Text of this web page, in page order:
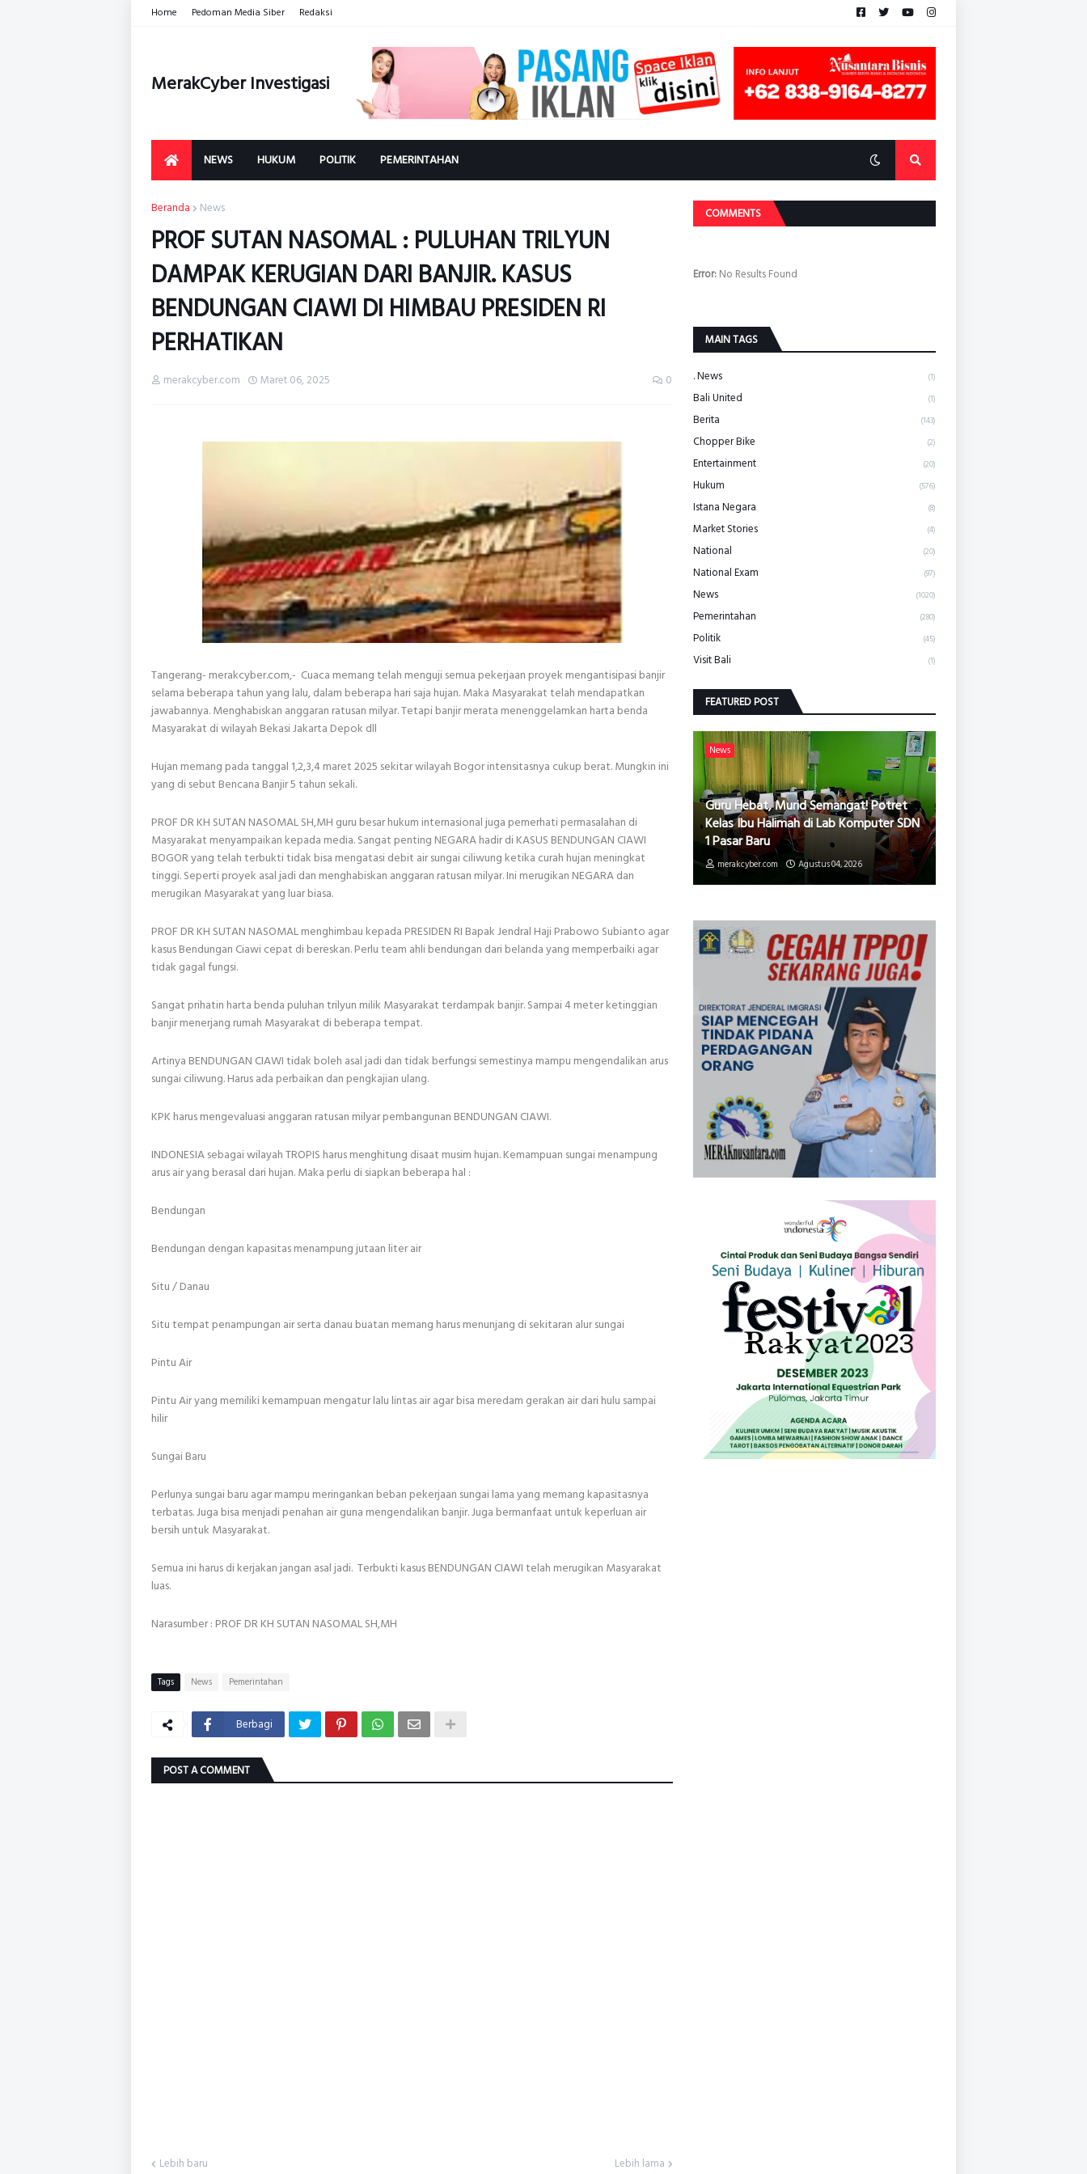
Home Pedoman Media Siber Redaksi
MerakCyber Investigasi
NEWS HUKUM POLITIK PEMERINTAHAN
Beranda News
PROF SUTAN NASOMAL : PULUHAN TRILYUN
DAMPAK KERUGIAN DARI BANJIR. KASUS
BENDUNGAN CIAWI DI HIMBAU PRESIDEN RI
PERHATIKAN
merakcyber.com Maret 06, 2025 0
Tangerang- merakcyber.com,- Cuaca memang telah menguji semua pekerjaan proyek mengantisipasi banjir
selama beberapa tahun yang lalu, dalam beberapa hari saja hujan. Maka Masyarakat telah mendapatkan
jawabannya. Menghabiskan anggaran ratusan milyar. Tetapi banjir merata menenggelamkan harta benda
Masyarakat di wilayah Bekasi Jakarta Depok dll
Hujan memang pada tanggal 1,2,3,4 maret 2025 sekitar wilayah Bogor intensitasnya cukup berat. Mungkin ini
yang di sebut Bencana Banjir 5 tahun sekali.
PROF DR KH SUTAN NASOMAL SH,MH guru besar hukum internasional juga pemerhati permasalahan di
Masyarakat menyampaikan kepada media. Sangat penting NEGARA hadir di KASUS BENDUNGAN CIAWI
BOGOR yang telah terbukti tidak bisa mengatasi debit air sungai ciliwung ketika curah hujan meningkat
tinggi. Seperti proyek asal jadi dan menghabiskan anggaran ratusan milyar. Ini merugikan NEGARA dan
merugikan Masyarakat yang luar biasa.
PROF DR KH SUTAN NASOMAL menghimbau kepada PRESIDEN RI Bapak Jendral Haji Prabowo Subianto agar
kasus Bendungan Ciawi cepat di bereskan. Perlu team ahli bendungan dari belanda yang memperbaiki agar
tidak gagal fungsi.
Sangat prihatin harta benda puluhan trilyun milik Masyarakat terdampak banjir. Sampai 4 meter ketinggian
banjir menerjang rumah Masyarakat di beberapa tempat.
Artinya BENDUNGAN CIAWI tidak boleh asal jadi dan tidak berfungsi semestinya mampu mengendalikan arus
sungai ciliwung. Harus ada perbaikan dan pengkajian ulang.
KPK harus mengevaluasi anggaran ratusan milyar pembangunan BENDUNGAN CIAWI.
INDONESIA sebagai wilayah TROPIS harus menghitung disaat musim hujan. Kemampuan sungai menampung
arus air yang berasal dari hujan. Maka perlu di siapkan beberapa hal :
Bendungan
Bendungan dengan kapasitas menampung jutaan liter air
Situ / Danau
Situ tempat penampungan air serta danau buatan memang harus menunjang di sekitaran alur sungai
Pintu Air
Pintu Air yang memiliki kemampuan mengatur lalu lintas air agar bisa meredam gerakan air dari hulu sampai
hilir
Sungai Baru
Perlunya sungai baru agar mampu meringankan beban pekerjaan sungai lama yang memang kapasitasnya
terbatas. Juga bisa menjadi penahan air guna mengendalikan banjir. Juga bermanfaat untuk keperluan air
bersih untuk Masyarakat.
Semua ini harus di kerjakan jangan asal jadi. Terbukti kasus BENDUNGAN CIAWI telah merugikan Masyarakat
luas.
Narasumber : PROF DR KH SUTAN NASOMAL SH,MH
Tags News Pemerintahan
Berbagi
POST A COMMENT
Lebih baru Lebih lama
COMMENTS
Error:No Results Found
MAIN TAGS
. News (1)
Bali United (1)
Berita (143)
Chopper Bike (2)
Entertainment (20)
Hukum (576)
Istana Negara (8)
Market Stories (4)
National (20)
National Exam (97)
News (1020)
Pemerintahan (280)
Politik (45)
Visit Bali (1)
FEATURED POST
News
Guru Hebat, Murid Semangat! Potret
Kelas Ibu Halimah di Lab Komputer SDN
1 Pasar Baru
merakcyber.com Agustus 04, 2026